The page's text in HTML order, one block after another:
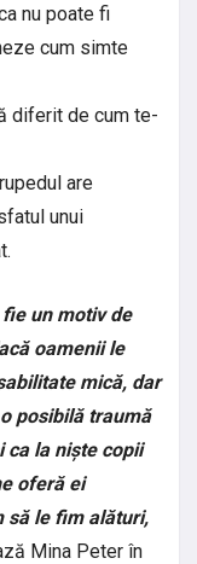
nu poate fi
cum simte
diferit de cum te-
are
unui
un motiv de
oamenii le
mică, dar
posibilă traumă
ca la niște copii
oferă ei
să le fim alături,
Mina Peter în